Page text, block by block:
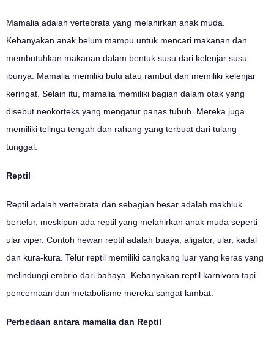
Mamalia adalah vertebrata yang melahirkan anak muda.
Kebanyakan anak belum mampu untuk mencari makanan dan
membutuhkan makanan dalam bentuk susu dari kelenjar susu
ibunya. Mamalia memiliki bulu atau rambut dan memiliki kelenjar
keringat. Selain itu, mamalia memiliki bagian dalam otak yang
disebut neokorteks yang mengatur panas tubuh. Mereka juga
memiliki telinga tengah dan rahang yang terbuat dari tulang
tunggal.
Reptil
Reptil adalah vertebrata dan sebagian besar adalah makhluk
bertelur, meskipun ada reptil yang melahirkan anak muda seperti
ular viper. Contoh hewan reptil adalah buaya, aligator, ular, kadal
dan kura-kura. Telur reptil memiliki cangkang luar yang keras yang
melindungi embrio dari bahaya. Kebanyakan reptil karnivora tapi
pencernaan dan metabolisme mereka sangat lambat.
Perbedaan antara mamalia dan Reptil